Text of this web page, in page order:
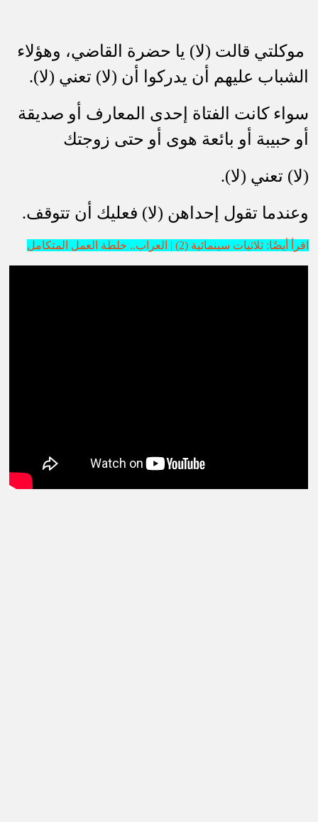
موكلتي قالت (لا) يا حضرة القاضي، وهؤلاء
الشباب عليهم أن يدركوا أن (لا) تعني (لا).
سواء كانت الفتاة إحدى المعارف أو صديقة
أو حبيبة أو بائعة هوى أو حتى زوجتك
(لا) تعني (لا).
وعندما تقول إحداهن (لا) فعليك أن تتوقف.
اقرأ أيضًا: ثلاثيات سينمائية (2) | العراب.. خلطة العمل المتكامل